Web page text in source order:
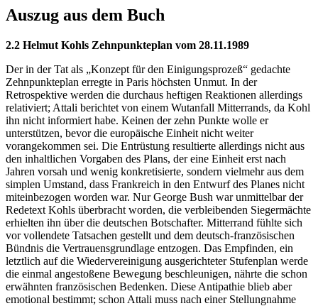
Auszug aus dem Buch
2.2 Helmut Kohls Zehnpunkteplan vom 28.11.1989
Der in der Tat als „Konzept für den Einigungsprozeß“ gedachte
Zehnpunkteplan erregte in Paris höchsten Unmut. In der
Retrospektive werden die durchaus heftigen Reaktionen allerdings
relativiert; Attali berichtet von einem Wutanfall Mitterrands, da Kohl
ihn nicht informiert habe. Keinen der zehn Punkte wolle er
unterstützen, bevor die europäische Einheit nicht weiter
vorangekommen sei. Die Entrüstung resultierte allerdings nicht aus
den inhaltlichen Vorgaben des Plans, der eine Einheit erst nach
Jahren vorsah und wenig konkretisierte, sondern vielmehr aus dem
simplen Umstand, dass Frankreich in den Entwurf des Planes nicht
miteinbezogen worden war. Nur George Bush war unmittelbar der
Redetext Kohls überbracht worden, die verbleibenden Siegermächte
erhielten ihn über die deutschen Botschafter. Mitterrand fühlte sich
vor vollendete Tatsachen gestellt und dem deutsch-französischen
Bündnis die Vertrauensgrundlage entzogen. Das Empfinden, ein
letztlich auf die Wiedervereinigung ausgerichteter Stufenplan werde
die einmal angestoßene Bewegung beschleunigen, nährte die schon
erwähnten französischen Bedenken. Diese Antipathie blieb aber
emotional bestimmt; schon Attali muss nach einer Stellungnahme